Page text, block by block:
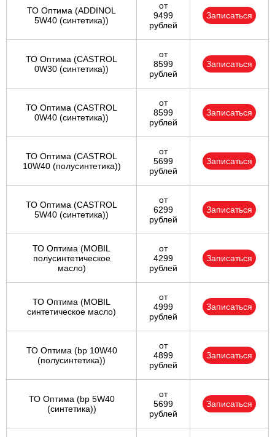
ТО Оптима (ADDINOL
5W40 (синтетика))
от
9499
рублей
Записаться
ТО Оптима (CASTROL
0W30 (синтетика))
от
8599
рублей
Записаться
ТО Оптима (CASTROL
0W40 (синтетика))
от
8599
рублей
Записаться
ТО Оптима (CASTROL
10W40 (полусинтетика))
от
5699
рублей
Записаться
ТО Оптима (CASTROL
5W40 (синтетика))
от
6299
рублей
Записаться
ТО Оптима (MOBIL
полусинтетическое
масло)
от
4299
рублей
Записаться
ТО Оптима (MOBIL
синтетическое масло)
от
4999
рублей
Записаться
ТО Оптима (bp 10W40
(полусинтетика))
от
4899
рублей
Записаться
ТО Оптима (bp 5W40
(синтетика))
от
5699
рублей
Записаться